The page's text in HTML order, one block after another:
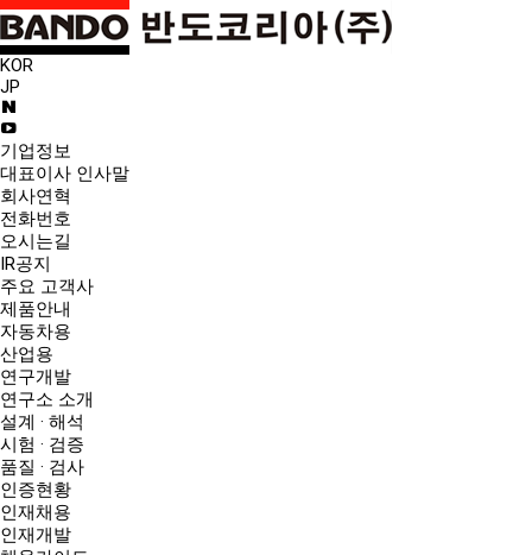
KOR
JP
기업정보
대표이사 인사말
회사연혁
전화번호
오시는길
IR공지
주요 고객사
제품안내
자동차용
산업용
연구개발
연구소 소개
설계 · 해석
시험 · 검증
품질 · 검사
인증현황
인재채용
인재개발